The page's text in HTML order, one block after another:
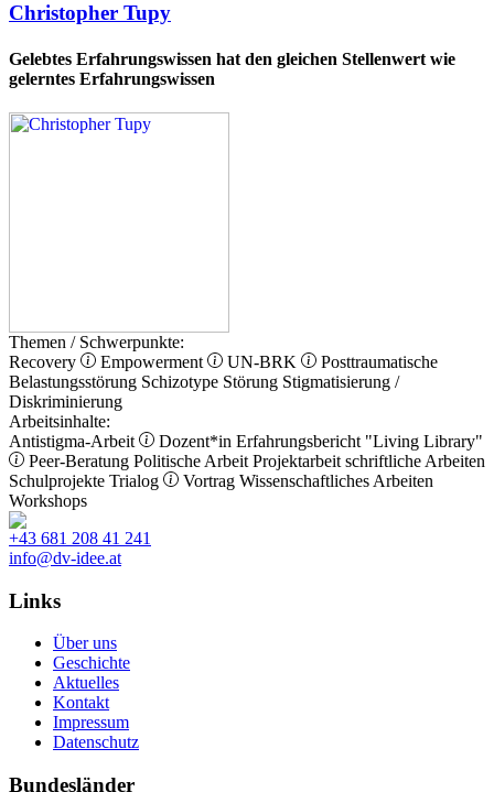
Christopher Tupy
Gelebtes Erfahrungswissen hat den gleichen Stellenwert wie
gelerntes Erfahrungswissen
Themen / Schwerpunkte:
Recovery
Empowerment UN-BRK
Posttraumatische
Belastungsstörung Schizotype Störung Stigmatisierung /
Diskriminierung
Arbeitsinhalte:
Antistigma-Arbeit
Dozent*in Erfahrungsbericht "Living Library"
Peer-Beratung Politische Arbeit Projektarbeit schriftliche Arbeiten
Schulprojekte Trialog Vortrag Wissenschaftliches Arbeiten
Workshops
+43 681 208 41 241
info@dv-idee.at
Links
Über uns
Geschichte
Aktuelles
Kontakt
Impressum
Datenschutz
Bundesländer